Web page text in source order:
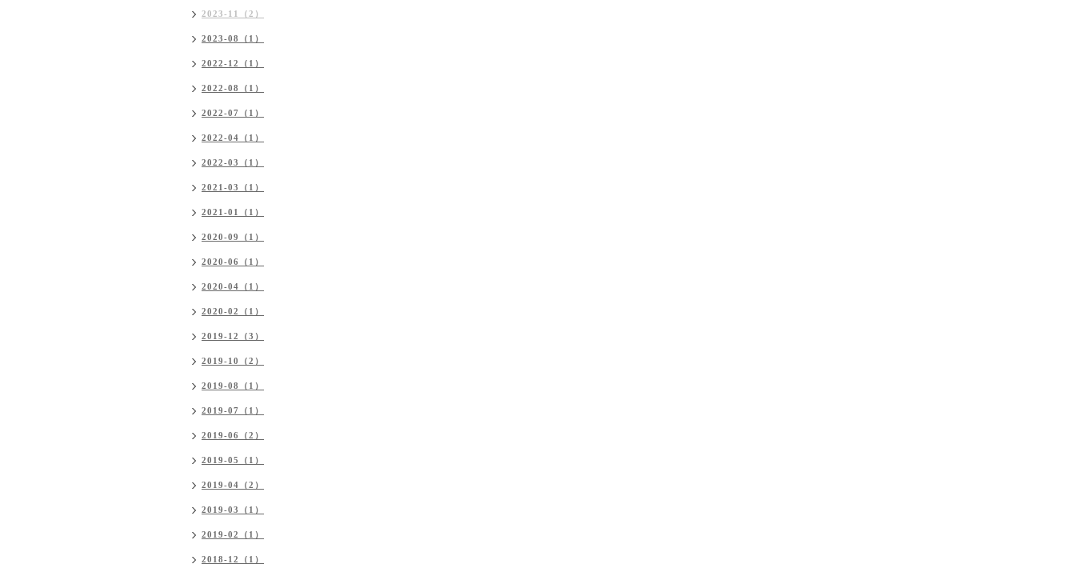
2023-11（2）
2023-08（1）
2022-12（1）
2022-08（1）
2022-07（1）
2022-04（1）
2022-03（1）
2021-03（1）
2021-01（1）
2020-09（1）
2020-06（1）
2020-04（1）
2020-02（1）
2019-12（3）
2019-10（2）
2019-08（1）
2019-07（1）
2019-06（2）
2019-05（1）
2019-04（2）
2019-03（1）
2019-02（1）
2018-12（1）